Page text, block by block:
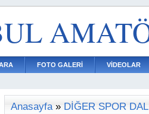
FOTO GALERİ VİDEOLAR
Anasayfa» DİĞER SPOR